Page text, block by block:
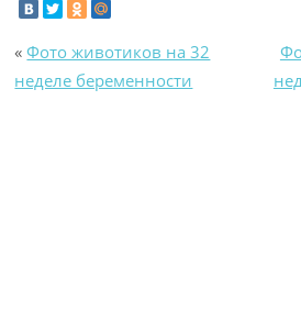
«Фото животиков на 32
неделе беременности